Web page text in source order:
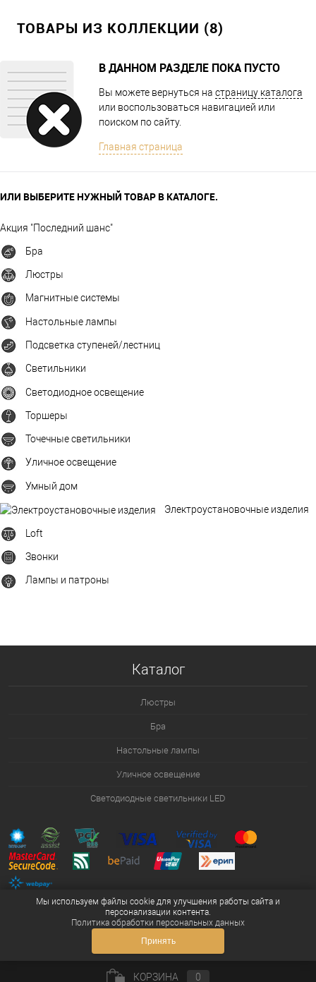
ТОВАРЫ ИЗ КОЛЛЕКЦИИ (8)
В ДАННОМ РАЗДЕЛЕ ПОКА ПУСТО
Вы можете вернуться на страницу каталога
или воспользоваться навигацией или
поиском по сайту.
Главная страница
ИЛИ ВЫБЕРИТЕ НУЖНЫЙ ТОВАР В КАТАЛОГЕ.
Акция "Последний шанс"
Бра
Люстры
Магнитные системы
Настольные лампы
Подсветка ступеней/лестниц
Светильники
Светодиодное освещение
Торшеры
Точечные светильники
Уличное освещение
Умный дом
Электроустановочные изделия
Loft
Звонки
Лампы и патроны
Каталог
Люстры
Бра
Настольные лампы
Уличное освещение
Светодиодные светильники LED
КОРЗИНА 0
Мы используем файлы cookie для улучшения работы сайта и
персонализации контента.
Политика обработки персональных данных
Принять